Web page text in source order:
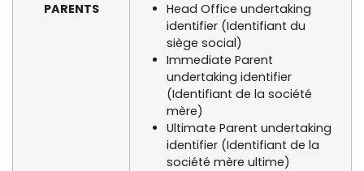
PARENTS
Head Office undertaking
identifier (Identifiant du
siège social)
Immediate Parent
undertaking identifier
(Identifiant de la société
mère)
Ultimate Parent undertaking
identifier (Identifiant de la
société mère ultime)